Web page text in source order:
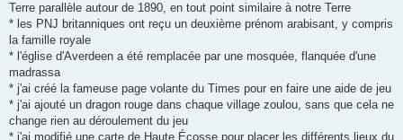
Terre parallèle autour de 1890, en tout point similaire à notre Terre
* les PNJ britanniques ont reçu un deuxième prénom arabisant, y compris
la famille royale
* l'église d'Averdeen a été remplacée par une mosquée, flanquée d'une
madrassa
* j'ai créé la fameuse page volante du Times pour en faire une aide de jeu
* j'ai ajouté un dragon rouge dans chaque village zoulou, sans que cela ne
change rien au déroulement du jeu
* j'ai modifié une carte de Haute Écosse pour placer les différents lieux du